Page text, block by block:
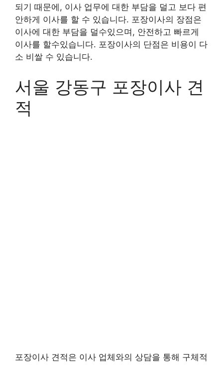
되기 때문에, 이사 업무에 대한 부담을 덜고 보다 편
안하게 이사를 할 수 있습니다. 포장이사의 장점은
이사에 대한 부담을 덜수있으며, 안전하고 빠르게
이사를 할수있습니다. 포장이사의 단점은 비용이 다
소 비쌀 수 있습니다.
서울 강동구 포장이사 견
적
포장이사 견적은 이사 업체와의 상담을 통해 구체적